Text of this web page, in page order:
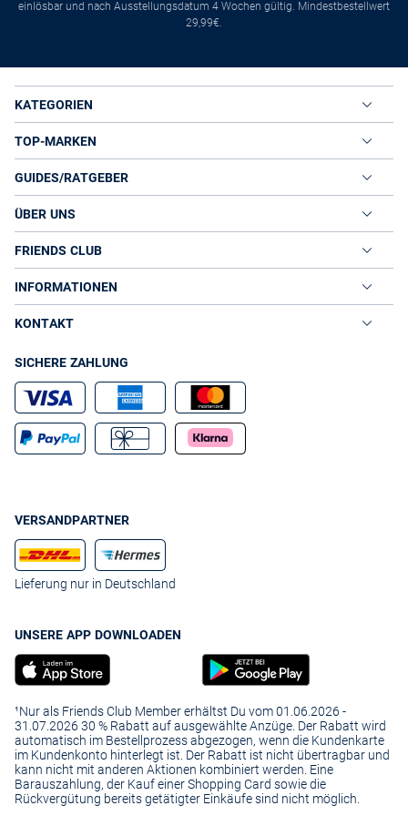
einlösbar und nach Ausstellungsdatum 4 Wochen gültig. Mindestbestellwert
29,99€.
KATEGORIEN
TOP-MARKEN
GUIDES/RATGEBER
ÜBER UNS
FRIENDS CLUB
INFORMATIONEN
KONTAKT
SICHERE ZAHLUNG
VERSANDPARTNER
Lieferung nur in Deutschland
UNSERE APP DOWNLOADEN
¹Nur als Friends Club Member erhältst Du vom 01.06.2026 -
31.07.2026 30 % Rabatt auf ausgewählte Anzüge. Der Rabatt wird
automatisch im Bestellprozess abgezogen, wenn die Kundenkarte
im Kundenkonto hinterlegt ist. Der Rabatt ist nicht übertragbar und
kann nicht mit anderen Aktionen kombiniert werden. Eine
Barauszahlung, der Kauf einer Shopping Card sowie die
Rückvergütung bereits getätigter Einkäufe sind nicht möglich.